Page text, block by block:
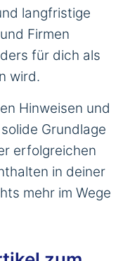
langfristige
Firmen
für dich als
wird.
Hinweisen und
Grundlage
erfolgreichen
in deiner
mehr im Wege